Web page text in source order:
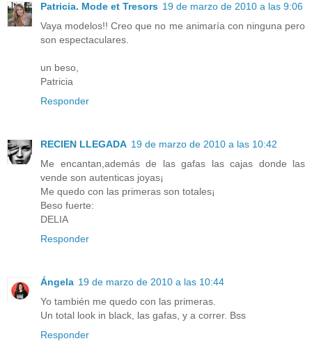
Patricia. Mode et Tresors 19 de marzo de 2010 a las 9:06
Vaya modelos!! Creo que no me animaría con ninguna pero
son espectaculares.
un beso,
Patricia
Responder
RECIEN LLEGADA 19 de marzo de 2010 a las 10:42
Me encantan,además de las gafas las cajas donde las
vende son autenticas joyas¡
Me quedo con las primeras son totales¡
Beso fuerte:
DELIA
Responder
Ángela 19 de marzo de 2010 a las 10:44
Yo también me quedo con las primeras.
Un total look in black, las gafas, y a correr. Bss
Responder